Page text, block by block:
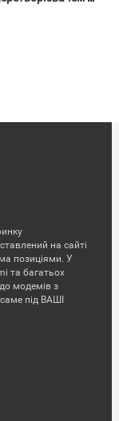
на сайті
позиціями. У
та багатьох
модемів з
під ВАШІ